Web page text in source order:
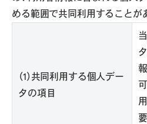
める範囲で共同利用することが
（1）共同利用する個人デー
タの項目